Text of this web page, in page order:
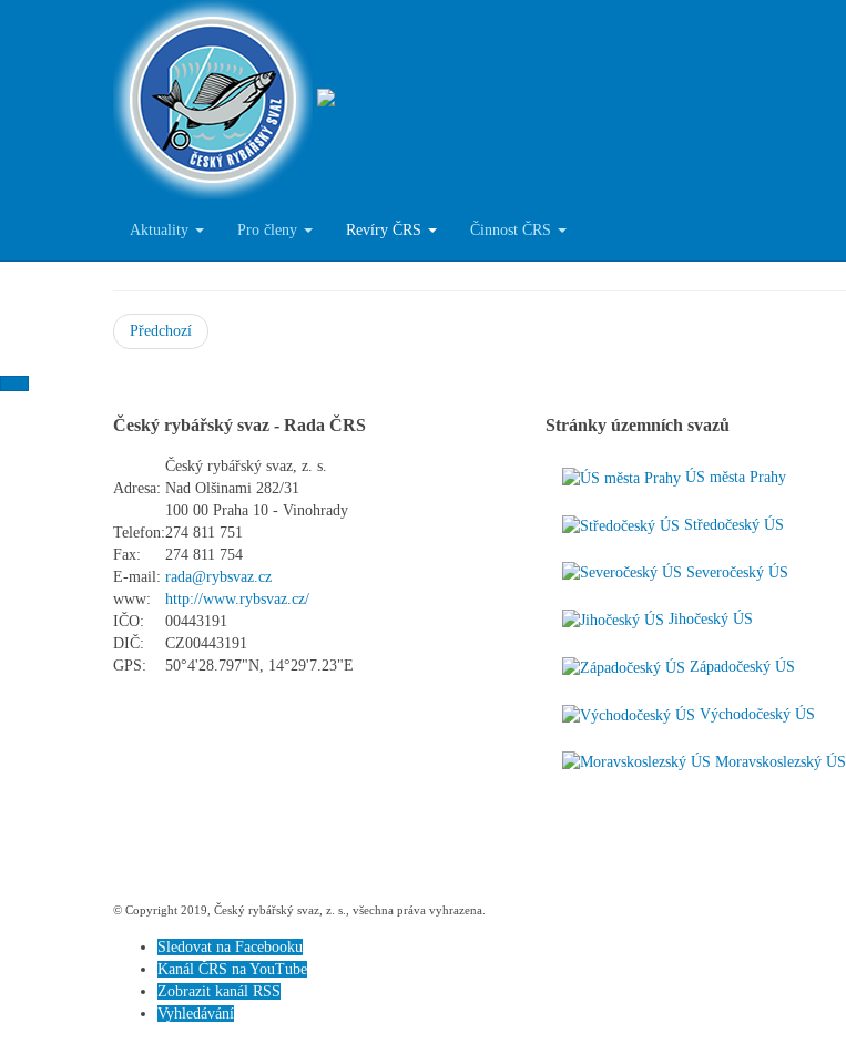
Aktuality Pro členy Revíry ČRS Činnost ČRS
Předchozí
Český rybářský svaz - Rada ČRS
Adresa:
Český rybářský svaz, z. s.
Nad Olšinami 282/31
100 00 Praha 10 - Vinohrady
Telefon:274 811 751
Fax:
274 811 754
E-mail: rada@rybsvaz.cz
www:
http://www.rybsvaz.cz/
IČO:
00443191
DIČ:
CZ00443191
GPS:
50°4'28.797"N, 14°29'7.23"E
Stránky územních svazů
ÚS města Prahy
Středočeský ÚS
Severočeský ÚS
Jihočeský ÚS
Západočeský ÚS
Východočeský ÚS
Moravskoslezský ÚS
© Copyright 2019, Český rybářský svaz, z. s., všechna práva vyhrazena.
Sledovat na Facebooku
Kanál ČRS na YouTube
Zobrazit kanál RSS
Vyhledávání